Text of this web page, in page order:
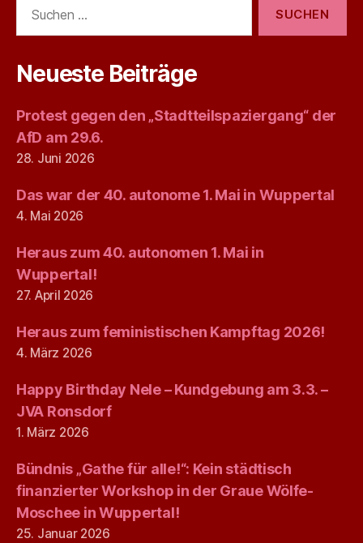
nach:
Neueste Beiträge
Protest gegen den „Stadtteilspaziergang“ der
AfD am 29.6.
28. Juni 2026
Das war der 40. autonome 1. Mai in Wuppertal
4. Mai 2026
Heraus zum 40. autonomen 1. Mai in
Wuppertal!
27. April 2026
Heraus zum feministischen Kampftag 2026!
4. März 2026
Happy Birthday Nele – Kundgebung am 3.3. –
JVA Ronsdorf
1. März 2026
Bündnis „Gathe für alle!“: Kein städtisch
finanzierter Workshop in der Graue Wölfe-
Moschee in Wuppertal!
25. Januar 2026